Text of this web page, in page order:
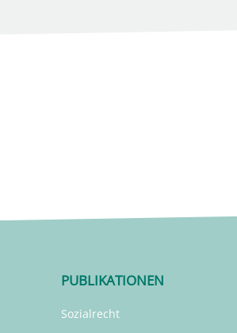
PUBLIKATIONEN
Sozialrecht